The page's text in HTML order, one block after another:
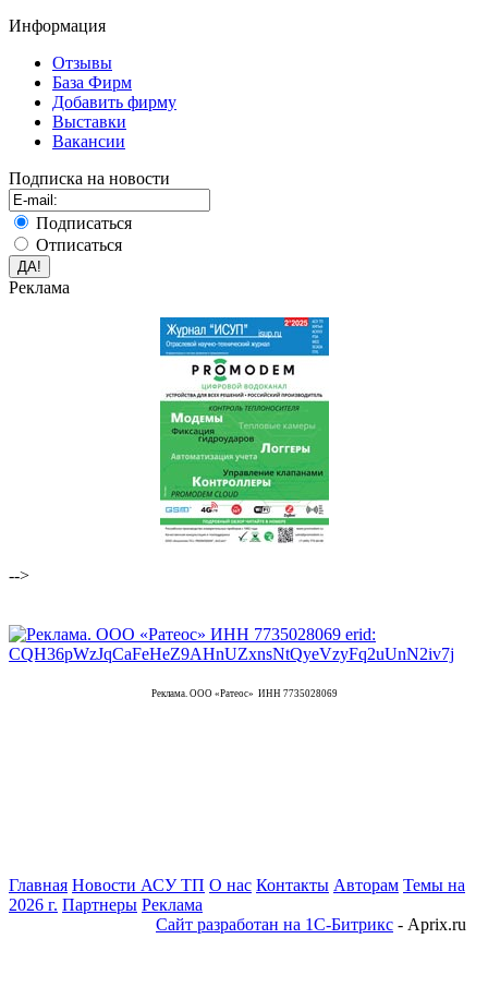
Информация
Отзывы
База Фирм
Добавить фирму
Выставки
Вакансии
Подписка на новости
Подписаться
Отписаться
Реклама
-->
Реклама. ООО «Ратеос» ИНН 7735028069
Главная Новости АСУ ТП О нас Контакты Авторам Темы на
2026 г. Партнеры Реклама
Сайт разработан на 1С-Битрикс - Aprix.ru